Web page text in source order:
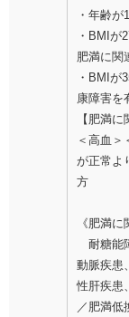
・年齢
・BMIが
肥満に関
・BMIが
康障害を
【肥満
＜高血＞
が正常よ
方
《肥満に
耐糖能
動脈疾患
性肝疾患
／肥満低